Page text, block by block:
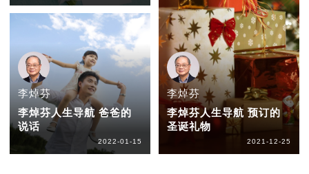
李焯芬
李焯芬人生导航 爸爸的
说话
2022-01-15
李焯芬
李焯芬人生导航 预订的
圣诞礼物
2021-12-25